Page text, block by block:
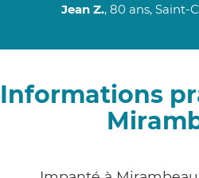
Jean Z., 80 ans, Saint-
Informations